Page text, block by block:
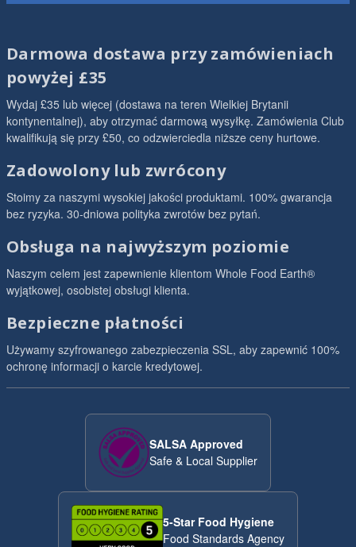
Darmowa dostawa przy zamówieniach
powyżej £35
Wydaj £35 lub więcej (dostawa na teren Wielkiej Brytanii
kontynentalnej), aby otrzymać darmową wysyłkę. Zamówienia Club
kwalifikują się przy £50, co odzwierciedla niższe ceny hurtowe.
Zadowolony lub zwrócony
Stoimy za naszymi wysokiej jakości produktami. 100% gwarancja
bez ryzyka. 30-dniowa polityka zwrotów bez pytań.
Obsługa na najwyższym poziomie
Naszym celem jest zapewnienie klientom Whole Food Earth®
wyjątkowej, osobistej obsługi klienta.
Bezpieczne płatności
Używamy szyfrowanego zabezpieczenia SSL, aby zapewnić 100%
ochronę informacji o karcie kredytowej.
SALSA Approved
Safe & Local Supplier
5-Star Food Hygiene
Food Standards Agency